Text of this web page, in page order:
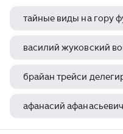
тайные виды на гору
василий жуковский